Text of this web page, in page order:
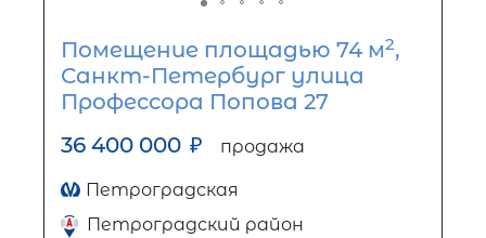
Помещение площадью 74 м2,
Санкт-Петербург улица
Профессора Попова 27
36 400 000 ₽ продажа
Петроградская
Петроградский район